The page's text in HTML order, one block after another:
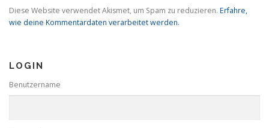
Diese Website verwendet Akismet, um Spam zu reduzieren. Erfahre,
wie deine Kommentardaten verarbeitet werden.
LOGIN
Benutzername